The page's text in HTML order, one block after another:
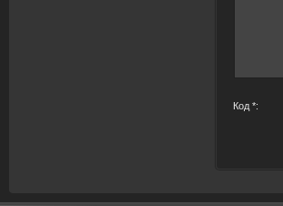
Код *: